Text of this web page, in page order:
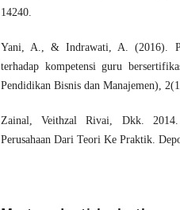
14240.
Yani, A., & Indrawati, A. (2016).
terhadap kompetensi guru
Pendidikan Bisnis dan Manajemen),
Zainal, Veithzal Rivai, Dkk.
Perusahaan Dari Teori Ke Praktik.